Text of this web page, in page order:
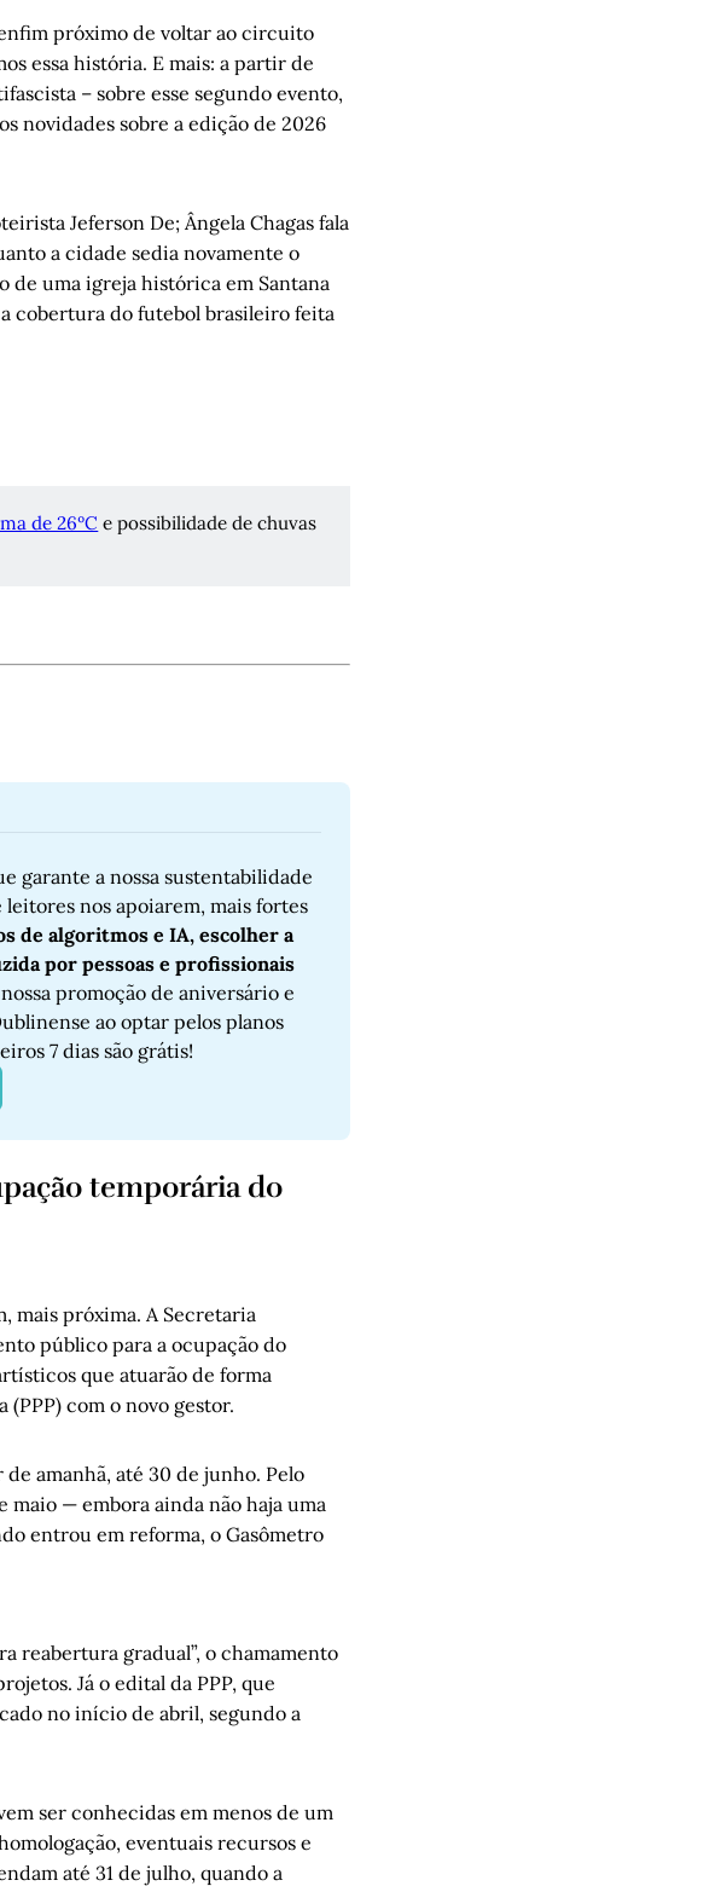
próximo de voltar ao circuito
essa história. E mais: a partir de
– sobre esse segundo evento,
novidades sobre a edição de 2026
Jeferson De; Ângela Chagas fala
a cidade sedia novamente o
de uma igreja histórica em Santana
cobertura do futebol brasileiro feita
de 26ºC e possibilidade de chuvas
garante a nossa sustentabilidade
leitores nos apoiarem, mais fortes
de algoritmos e IA, escolher a
por pessoas e profissionais
promoção de aniversário e
ao optar pelos planos
7 dias são grátis!
temporária do
mais próxima. A Secretaria
público para a ocupação do
que atuarão de forma
com o novo gestor.
amanhã, até 30 de junho. Pelo
— embora ainda não haja uma
entrou em reforma, o Gasômetro
reabertura gradual”, o chamamento
Já o edital da PPP, que
no início de abril, segundo a
ser conhecidas em menos de um
eventuais recursos e
até 31 de julho, quando a